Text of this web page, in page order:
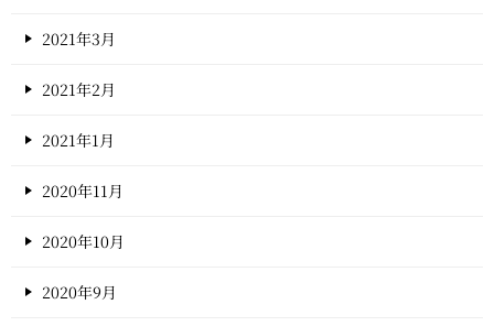
2021年3月
2021年2月
2021年1月
2020年11月
2020年10月
2020年9月